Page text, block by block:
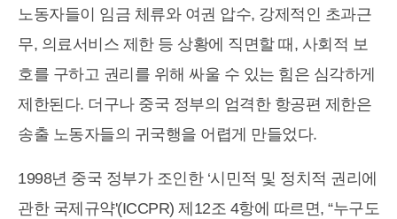
노동자들이 임금 체류와 여권 압수, 강제적인 초과근
무, 의료서비스 제한 등 상황에 직면할 때, 사회적 보
호를 구하고 권리를 위해 싸울 수 있는 힘은 심각하게
제한된다. 더구나 중국 정부의 엄격한 항공편 제한은
송출 노동자들의 귀국행을 어렵게 만들었다.
1998년 중국 정부가 조인한 ‘시민적 및 정치적 권리에
관한 국제규약'(ICCPR) 제12조 4항에 따르면, “누구도